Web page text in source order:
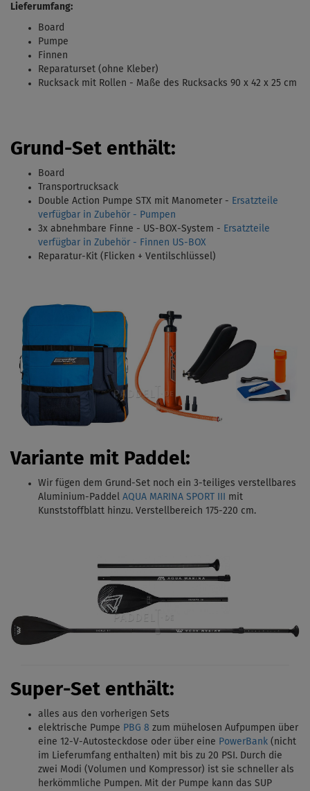
Lieferumfang:
Board
Pumpe
Finnen
Reparaturset (ohne Kleber)
Rucksack mit Rollen - Maße des Rucksacks 90 x 42 x 25 cm
Grund-Set enthält:
Board
Transportrucksack
Double Action Pumpe STX mit Manometer - Ersatzteile
verfügbar in Zubehör - Pumpen
3x abnehmbare Finne - US-BOX-System - Ersatzteile
verfügbar in Zubehör - Finnen US-BOX
Reparatur-Kit (Flicken + Ventilschlüssel)
Variante mit Paddel:
Wir fügen dem Grund-Set noch ein 3-teiliges verstellbares
Aluminium-Paddel AQUA MARINA SPORT III
mit
Kunststoffblatt hinzu. Verstellbereich 175-220 cm.
Super-Set enthält:
alles aus den vorherigen Sets
elektrische Pumpe PBG 8 zum mühelosen Aufpumpen über
eine 12-V-Autosteckdose oder über eine PowerBank (nicht
im Lieferumfang enthalten) mit bis zu 20 PSI. Durch die
zwei Modi (Volumen und Kompressor) ist sie schneller als
herkömmliche Pumpen. Mit der Pumpe kann das SUP